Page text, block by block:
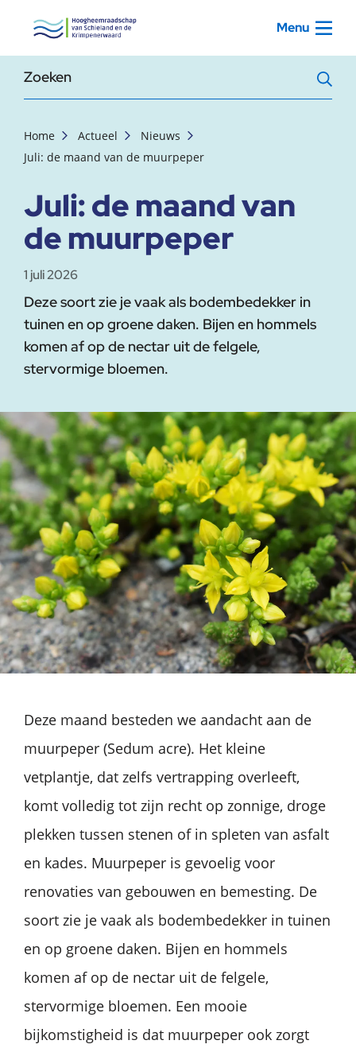
, startpagina Menu
Zoekterm
Home Actueel
Nieuws
Juli: de maand van de muurpeper
Juli: de maand van
de muurpeper
1 juli 2026
Deze soort zie je vaak als bodembedekker in
tuinen en op groene daken. Bijen en hommels
komen af op de nectar uit de felgele,
stervormige bloemen.
Deze maand besteden we aandacht aan de
muurpeper (Sedum acre). Het kleine
vetplantje, dat zelfs vertrapping overleeft,
komt volledig tot zijn recht op zonnige, droge
plekken tussen stenen of in spleten van asfalt
en kades. Muurpeper is gevoelig voor
renovaties van gebouwen en bemesting. De
soort zie je vaak als bodembedekker in tuinen
en op groene daken. Bijen en hommels
komen af op de nectar uit de felgele,
stervormige bloemen. Een mooie
bijkomstigheid is dat muurpeper ook zorgt